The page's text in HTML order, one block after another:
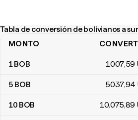
Tabla de conversión de bolivianos a
Tabla de conversión de bolivianos a
MONTO
1BOB 1007,59
5 BOB 5037,94
10 BOB 10.075,89